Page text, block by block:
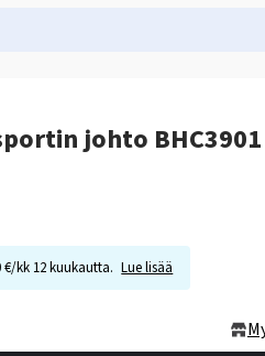
johto BHC3901
€/kk 12 kuukautta. Lue lisää